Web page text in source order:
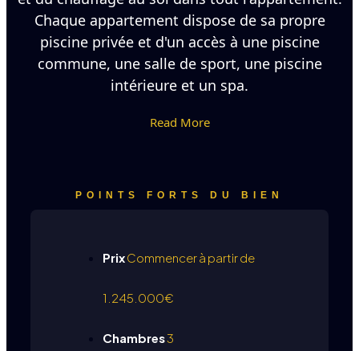
Chaque appartement dispose de sa propre
piscine privée et d'un accès à une piscine
commune, une salle de sport, une piscine
intérieure et un spa.
Read More
POINTS FORTS DU BIEN
PrixCommencer à partir de
1.245.000€
Chambres3